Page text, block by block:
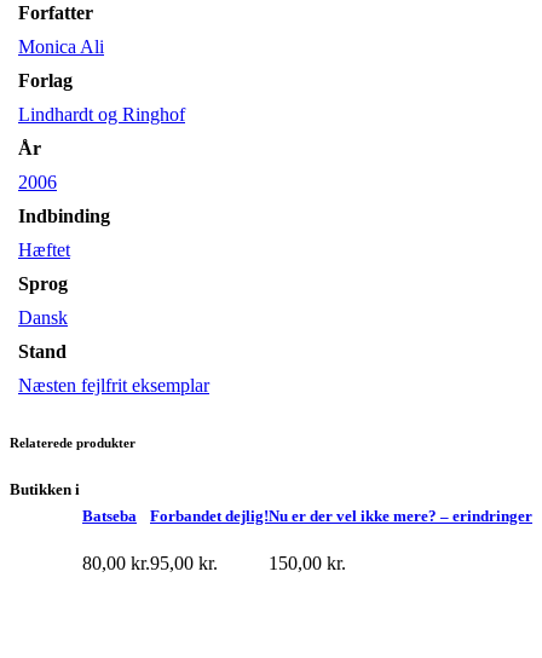
Forfatter
Monica Ali
Forlag
Lindhardt og Ringhof
År
2006
Indbinding
Hæftet
Sprog
Dansk
Stand
Næsten fejlfrit eksemplar
Relaterede produkter
Nu er der vel ikke mere? – erindringer
150,00 kr.
Forbandet dejlig!
95,00 kr.
Batseba
80,00 kr.
Butikken i